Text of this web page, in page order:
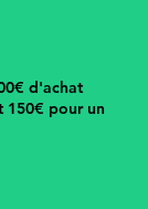
d'achat
150€ pour un